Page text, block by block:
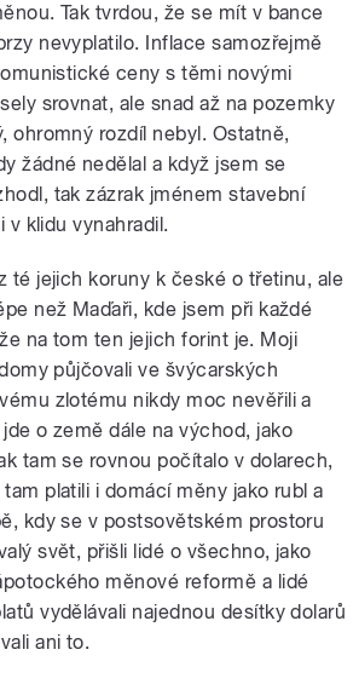
Tak tvrdou, že se mít v bance
nevyplatilo. Inflace samozřejmě
ceny s těmi novými
srovnat, ale snad až na pozemky
ohromný rozdíl nebyl. Ostatně,
žádné nedělal a když jsem se
tak zázrak jménem stavební
klidu vynahradil.
té jejich koruny k české o třetinu, ale
než Maďaři, kde jsem při každé
na tom ten jejich forint je. Moji
půjčovali ve švýcarských
zlotému nikdy moc nevěřili a
o země dále na východ, jako
tam se rovnou počítalo v dolarech,
platili i domácí měny jako rubl a
kdy se v postsovětském prostoru
svět, přišli lidé o všechno, jako
měnové reformě a lidé
vydělávali najednou desítky dolarů
ani to.